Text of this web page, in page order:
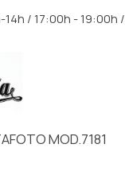
14h / 17:00h - 19:00h /
MOD.7181